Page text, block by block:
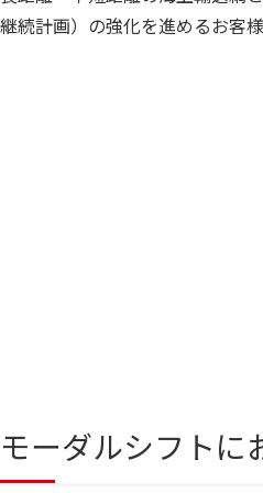
継続計画）の強化を進めるお客
モーダルシフトに